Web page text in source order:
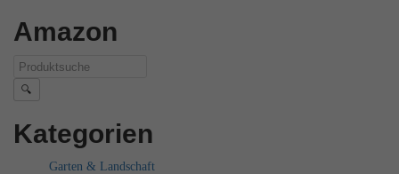
Amazon
🔍
Kategorien
Garten & Landschaft